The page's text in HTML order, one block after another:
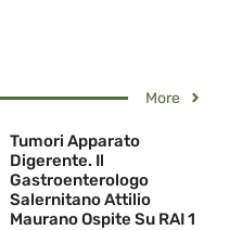
More
Tumori Apparato
Digerente. Il
Gastroenterologo
Salernitano Attilio
Maurano Ospite Su RAI 1